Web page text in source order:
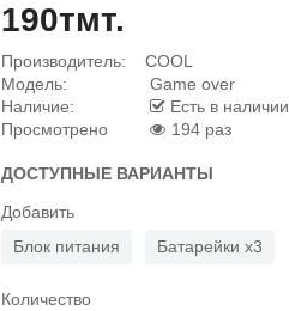
190тмт.
Производитель:
COOL
Модель:
Game over
Наличие:
Есть в наличии
Просмотрено
194 раз
ДОСТУПНЫЕ ВАРИАНТЫ
Добавить
Блок питания Батарейки x3
Количество